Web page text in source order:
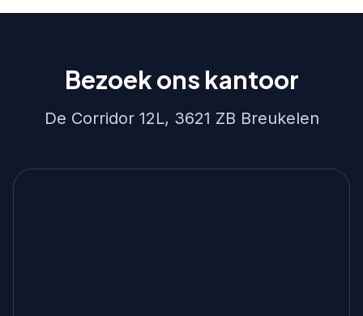
Bezoek ons kantoor
De Corridor 12L, 3621 ZB Breukelen